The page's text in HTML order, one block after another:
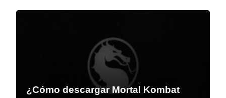
¿Cómo descargar Mortal Kombat